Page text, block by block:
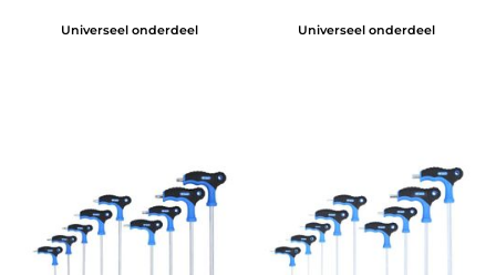
Universeel onderdeel Universeel onderdeel